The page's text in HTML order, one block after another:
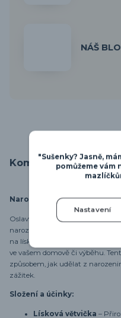
NÁŠ
Kompletní
Narozeninová čísla
Oslavte narozeniny vašeho
narozeninovým číslem, které
na lískové větvičce, takže ho
ve vašem domově či výběhu.
způsobem, jak udělat z
zážitek.
Složení a účinky:
Lísková větvička –
"Sušenky? Jasně,
pomůžeme vám
Nastavení